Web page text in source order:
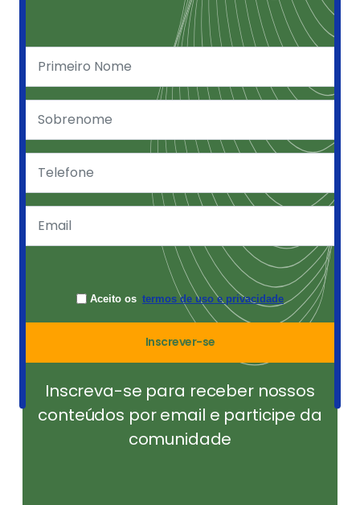
Aceito os termos de uso e privacidade
Inscrever-se
Inscreva-se para receber nossos
conteúdos por email e participe da
comunidade